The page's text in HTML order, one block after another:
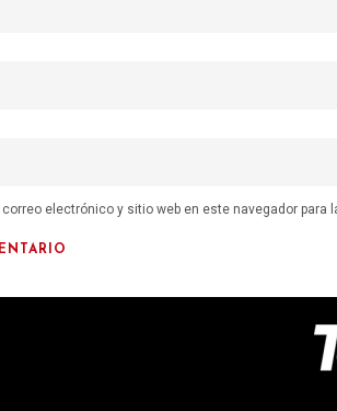
correo electrónico y sitio web en este navegador para